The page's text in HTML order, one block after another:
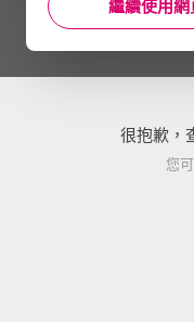
很抱歉，
您
繼續使用網